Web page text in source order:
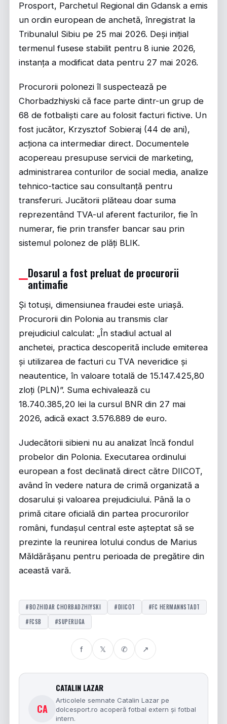
Prosport, Parchetul Regional din Gdansk a emis
un ordin european de anchetă, înregistrat la
Tribunalul Sibiu pe 25 mai 2026. Deși inițial
termenul fusese stabilit pentru 8 iunie 2026,
instanța a modificat data pentru 27 mai 2026.
Procurorii polonezi îl suspectează pe
Chorbadzhiyski că face parte dintr-un grup de
68 de fotbaliști care au folosit facturi fictive. Un
fost jucător, Krzysztof Sobieraj (44 de ani),
acționa ca intermediar direct. Documentele
acopereau presupuse servicii de marketing,
administrarea conturilor de social media, analize
tehnico-tactice sau consultanță pentru
transferuri. Jucătorii plăteau doar suma
reprezentând TVA-ul aferent facturilor, fie în
numerar, fie prin transfer bancar sau prin
sistemul polonez de plăți BLIK.
Dosarul a fost preluat de procurorii
antimafie
Și totuși, dimensiunea fraudei este uriașă.
Procurorii din Polonia au transmis clar
prejudiciul calculat: „În stadiul actual al
anchetei, practica descoperită include emiterea
și utilizarea de facturi cu TVA neveridice și
neautentice, în valoare totală de 15.147.425,80
zloți (PLN)”. Suma echivalează cu
18.740.385,20 lei la cursul BNR din 27 mai
2026, adică exact 3.576.889 de euro.
Judecătorii sibieni nu au analizat încă fondul
probelor din Polonia. Executarea ordinului
european a fost declinată direct către DIICOT,
având în vedere natura de crimă organizată a
dosarului și valoarea prejudiciului. Până la o
primă citare oficială din partea procurorilor
români, fundașul central este așteptat să se
prezinte la reunirea lotului condus de Marius
Măldărășanu pentru perioada de pregătire din
această vară.
#BOZHIDAR CHORBADZHIYSKI #DIICOT
#FC HERMANNSTADT
#FCSB
#SUPERLIGA
f 𝕏 ✆ ↗
CA
CATALIN LAZAR
Articolele semnate Catalin Lazar pe
dolcesport.ro acoperă fotbal extern și fotbal
intern.